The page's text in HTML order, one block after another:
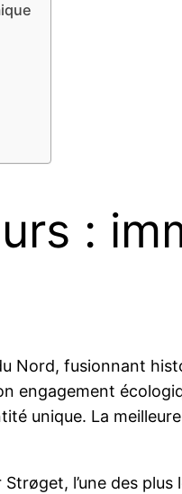
:
Nord, fusionnant
engagement
unique. La
l’une des